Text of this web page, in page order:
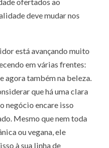
deve mudar nos
está avançando muito
em várias frentes:
agora também na beleza.
que há uma clara
negócio encare isso
Mesmo que nem toda
ou vegana, ele
à sua linha de